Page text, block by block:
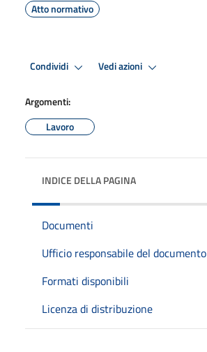
Atto normativo
Condividi Vedi azioni
Argomenti:
Lavoro
INDICE DELLA PAGINA
Documenti
Ufficio responsabile del documento
Formati disponibili
Licenza di distribuzione